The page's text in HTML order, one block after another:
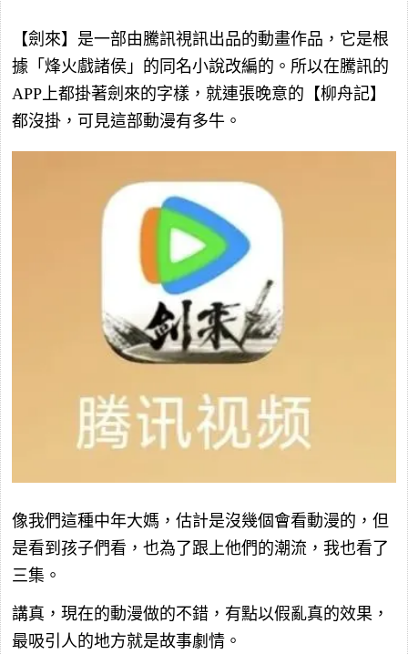
【劍來】是一部由騰訊視訊出品的動畫作品，它是根
據「烽火戲諸侯」的同名小說改編的。所以在騰訊的
APP上都掛著劍來的字樣，就連張晚意的【柳舟記】
都沒掛，可見這部動漫有多牛。
像我們這種中年大媽，估計是沒幾個會看動漫的，但
是看到孩子們看，也為了跟上他們的潮流，我也看了
三集。
講真，現在的動漫做的不錯，有點以假亂真的效果，
最吸引人的地方就是故事劇情。